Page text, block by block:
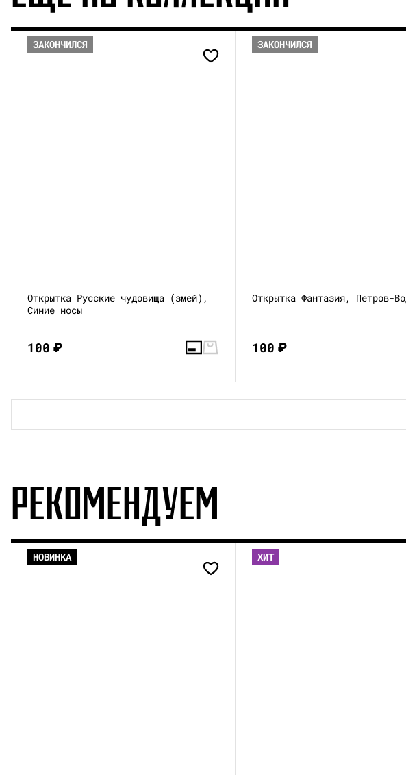
ЗАКОНЧИЛСЯ
Открытка Русские чудовища (змей),
Синие носы
100₽
ЗАКОНЧИЛСЯ
Открытка Фантазия, Петров-
100₽
РЕКОМЕНДУЕМ
НОВИНКА ХИТ